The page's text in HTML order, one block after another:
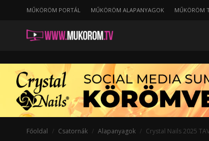
MŰKÖRÖM PORTÁL MŰKÖRÖM ALAPANYAGOK MŰKÖRÖM
Főoldal Csatornák Alapanyagok Crystal Nails 2025